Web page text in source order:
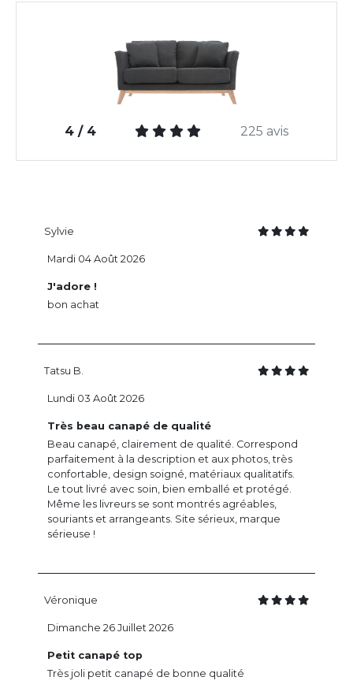
4 / 4 225 avis
Sylvie
J'adore !
bon achat
Mardi 04 Août 2026
Tatsu B.
Très beau canapé de qualité
Beau canapé, clairement de qualité. Correspond
parfaitement à la description et aux photos, très
confortable, design soigné, matériaux qualitatifs.
Le tout livré avec soin, bien emballé et protégé.
Même les livreurs se sont montrés agréables,
souriants et arrangeants. Site sérieux, marque
sérieuse !
Lundi 03 Août 2026
Véronique
Petit canapé top
Très joli petit canapé de bonne qualité
Dimanche 26 Juillet 2026